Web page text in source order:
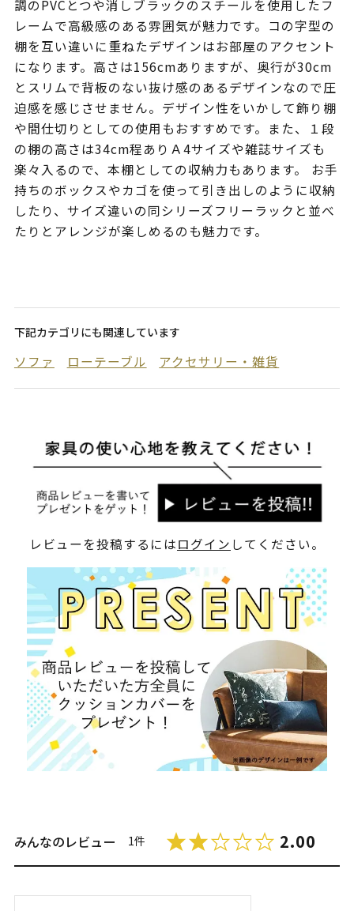
調のPVCとつや消しブラックのスチールを使用したフ
レームで高級感のある雰囲気が魅力です。コの字型の
棚を互い違いに重ねたデザインはお部屋のアクセント
になります。高さは156cmありますが、奥行が30cm
とスリムで背板のない抜け感のあるデザインなので圧
迫感を感じさせません。デザイン性をいかして飾り棚
や間仕切りとしての使用もおすすめです。また、１段
の棚の高さは34cm程ありＡ4サイズや雑誌サイズも
楽々入るので、本棚としての収納力もあります。 お手
持ちのボックスやカゴを使って引き出しのように収納
したり、サイズ違いの同シリーズフリーラックと並べ
たりとアレンジが楽しめるのも魅力です。
下記カテゴリにも関連しています
ソファ ローテーブル アクセサリー・雑貨
レビューを投稿するにはログイン してください。
みんなのレビュー 1件 2.00